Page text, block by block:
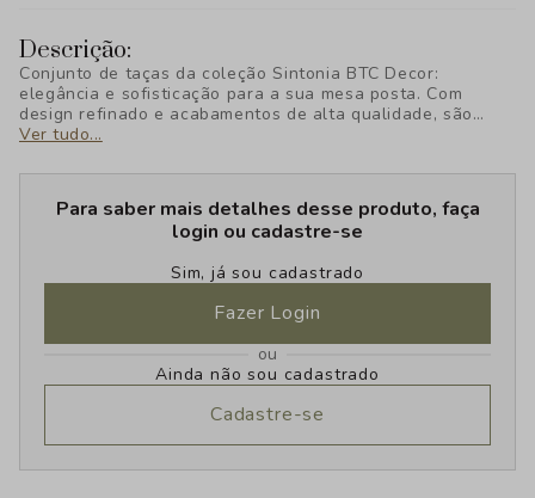
Descrição:
Conjunto de taças da coleção Sintonia BTC Decor:
elegância e sofisticação para a sua mesa posta. Com
design refinado e acabamentos de alta qualidade, são
perfeitas para servir bebidas com estilo e transformar
Ver tudo...
Para saber mais detalhes desse produto, faça
login ou cadastre-se
Sim, já sou cadastrado
Fazer Login
ou
Ainda não sou cadastrado
Cadastre-se